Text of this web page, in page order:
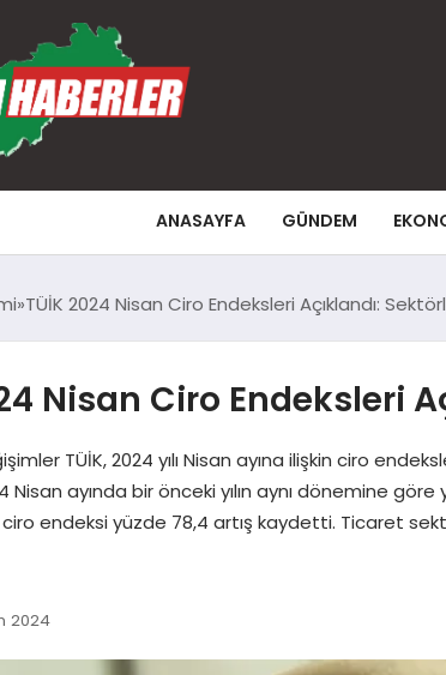
ANASAYFA GÜNDEM
TÜİK 2024 Nisan Ciro Endeksleri Açıklandı:
Nisan Ciro Endeksleri
TÜİK, 2024 yılı Nisan ayına ilişkin ciro
Nisan ayında bir önceki yılın aynı dönemine
endeksi yüzde 78,4 artış kaydetti. Ticaret
2024